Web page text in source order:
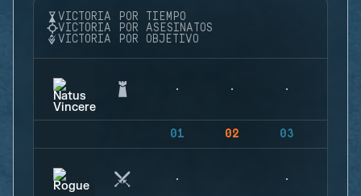
VICTORIA POR TIEMPO
VICTORIA POR ASESINATOS
VICTORIA POR OBJETIVO
01 02 03